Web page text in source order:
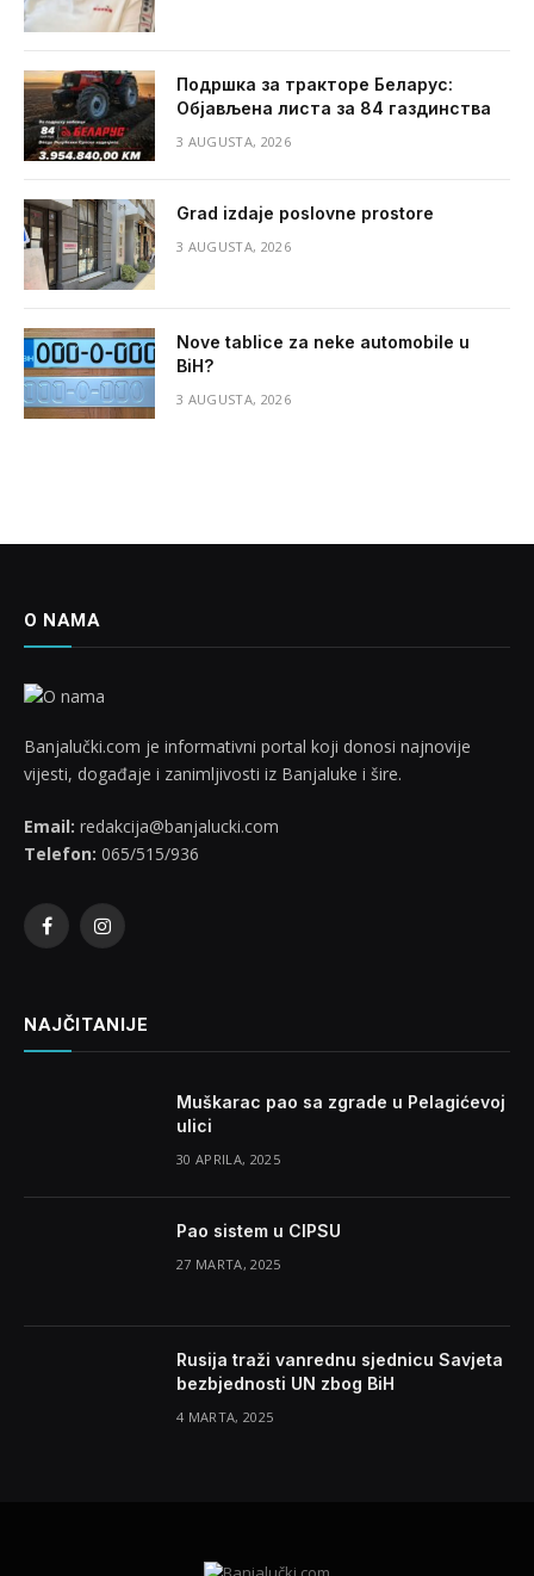
Подршка за тракторе Беларус:
Објављена листа за 84 газдинства
3 AUGUSTA, 2026
Grad izdaje poslovne prostore
3 AUGUSTA, 2026
Nove tablice za neke automobile u
BiH?
3 AUGUSTA, 2026
O NAMA
Banjalučki.com je informativni portal koji donosi najnovije
vijesti, događaje i zanimljivosti iz Banjaluke i šire.
Email: redakcija@banjalucki.com
Telefon: 065/515/936
FacebookInstagram
NAJČITANIJE
Muškarac pao sa zgrade u Pelagićevoj
ulici
30 APRILA, 2025
Pao sistem u CIPSU
27 MARTA, 2025
Rusija traži vanrednu sjednicu Savjeta
bezbjednosti UN zbog BiH
4 MARTA, 2025